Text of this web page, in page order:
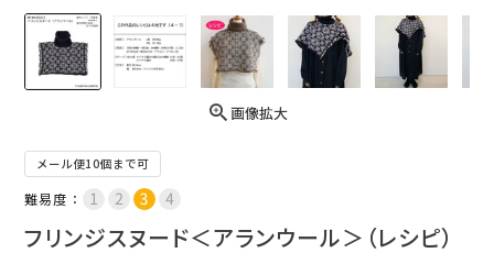
画像拡大
メール便10個まで可
難易度：
フリンジスヌード＜アランウール＞（レシピ）